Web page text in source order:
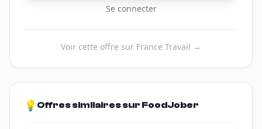
Se connecter
Voir cette offre sur France Travail →
💡 Offres similaires sur FoodJober